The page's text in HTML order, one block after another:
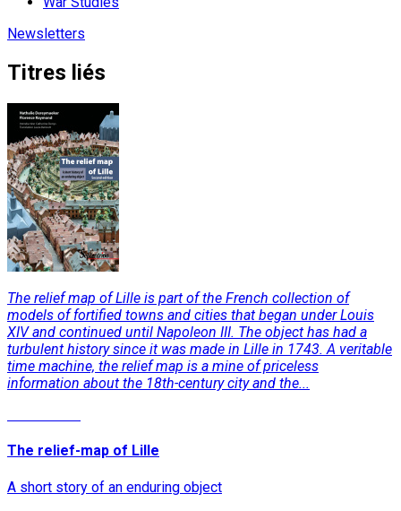
Newsletters
Titres liés
The relief map of Lille is part of the French collection of
models of fortified towns and cities that began under Louis
XIV and continued until Napoleon III. The object has had a
turbulent history since it was made in Lille in 1743. A veritable
time machine, the relief map is a mine of priceless
information about the 18th-century city and the...
The relief-map of Lille
A short story of an enduring object